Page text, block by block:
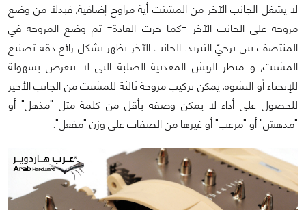
لا يشغل الجانب الآخر من المشتت أية مراوح إضافية, فبدلاً من وضع
مروحة على الجانب الآخر -كما جرت العادة- تم وضع المروحة في
المنتصف بين برجيّ التبريد. الجانب الآخر يظهر بشكل رائع دقة تصنيع
المشتت, و منظر الريش المعدنية الصلبة التي لا تتعرض بسهولة
للإنحناء أو التشوه. يمكن تركيب مروحة ثالثة للمشتت من الجانب الأخير
للحصول على أداء لا يمكن وصفه بأقل من كلمة مثل "مذهل" أو
"مدهش" أو "مرعب" أو غيرها من الصفات على وزن "مفعل".